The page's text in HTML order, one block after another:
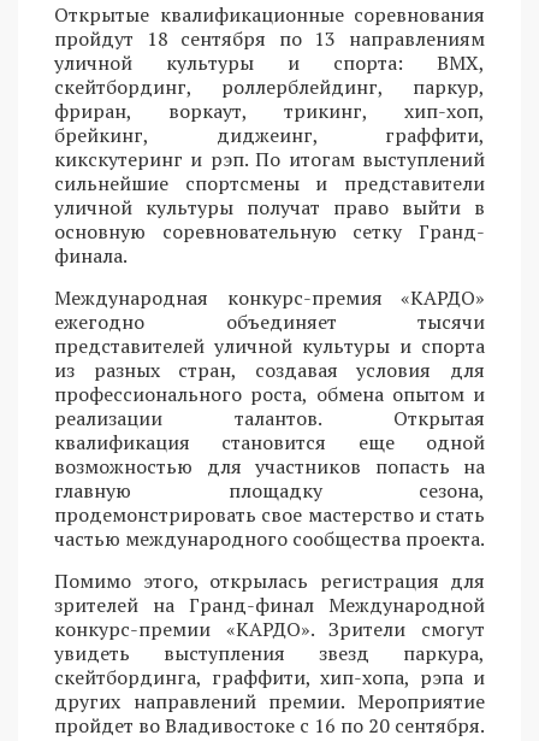
Открытые квалификационные соревнования
пройдут 18 сентября по 13 направлениям
уличной культуры и спорта: BMX,
скейтбординг, роллерблейдинг, паркур,
фриран, воркаут, трикинг, хип-хоп,
брейкинг, диджеинг, граффити,
кикскутеринг и рэп. По итогам выступлений
сильнейшие спортсмены и представители
уличной культуры получат право выйти в
основную соревновательную сетку Гранд-
финала.
Международная конкурс-премия «КАРДО»
ежегодно объединяет тысячи
представителей уличной культуры и спорта
из разных стран, создавая условия для
профессионального роста, обмена опытом и
реализации талантов. Открытая
квалификация становится еще одной
возможностью для участников попасть на
главную площадку сезона,
продемонстрировать свое мастерство и стать
частью международного сообщества проекта.
Помимо этого, открылась регистрация для
зрителей на Гранд-финал Международной
конкурс-премии «КАРДО». Зрители смогут
увидеть выступления звезд паркура,
скейтбординга, граффити, хип-хопа, рэпа и
других направлений премии. Мероприятие
пройдет во Владивостоке с 16 по 20 сентября.